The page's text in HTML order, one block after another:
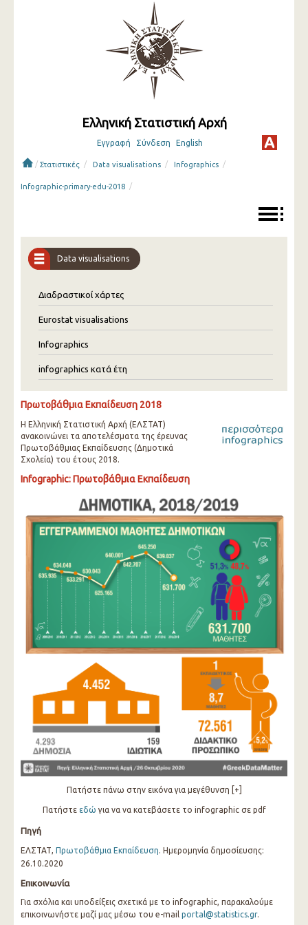
Ελληνική Στατιστική Αρχή
Εγγραφή Σύνδεση English
/ Στατιστικές / Data visualisations / Infographics /
Infographic-primary-edu-2018 /
Data visualisations
Διαδραστικοί χάρτες
Eurostat visualisations
Infographics
infographics κατά έτη
Πρωτοβάθμια Εκπαίδευση 2018
Η Ελληνική Στατιστική Αρχή (ΕΛΣΤΑΤ)
ανακοινώνει τα αποτελέσματα της έρευνας
Πρωτοβάθμιας Εκπαίδευσης (Δημοτικά
Σχολεία) του έτους 2018.
Infographic: Πρωτοβάθμια Εκπαίδευση
Πατήστε πάνω στην εικόνα για μεγέθυνση [+]
Πατήστε εδώ για να να κατεβάσετε το infographic σε pdf
Πηγή
ΕΛΣΤΑΤ, Πρωτοβάθμια Εκπαίδευση. Ημερομηνία δημοσίευσης:
26.10.2020
Επικοινωνία
Για σχόλια και υποδείξεις σχετικά με το infographic, παρακαλούμε
επικοινωνήστε μαζί μας μέσω του e-mail portal@statistics.gr.